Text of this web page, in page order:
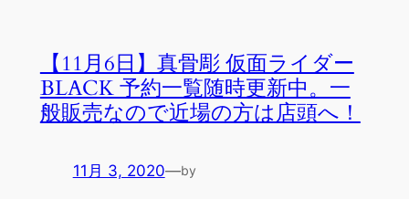
【11月6日】真骨彫 仮面ライダー
BLACK 予約一覧随時更新中。一
般販売なので近場の方は店頭へ！
11月 3, 2020—by